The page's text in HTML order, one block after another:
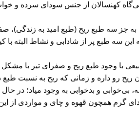
کهنسالان از جنس سودای سرده و
جز سه طبع ریح (طبع امید به زندگی)،
سه طبع پر از شادابی و نشاط البته با
با وجود طبع ریح و صفرای تیر با
رو داره و زمانی که ریح به نسبت طبع
بی‌خوابی‌ و بدخوابی‌ به وجود میاد؛ در
گرم همچون قهوه و چای و مواردی